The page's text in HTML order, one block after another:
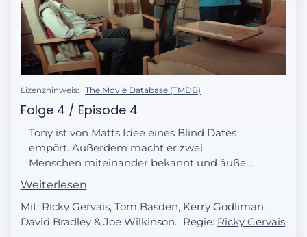
Lizenzhinweis: The Movie Database (TMDB)
Folge 4 / Episode 4
Tony ist von Matts Idee eines Blind Dates
empört. Außerdem macht er zwei
Menschen miteinander bekannt und äußert
eine für ihn untypische Entschuldigung.
Weiterlesen
Mit: Ricky Gervais, Tom Basden, Kerry Godliman,
David Bradley & Joe Wilkinson. Regie: Ricky Gervais